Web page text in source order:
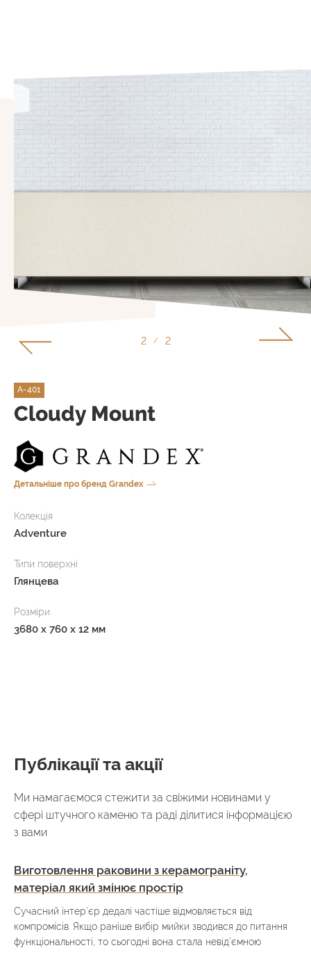
1 / 2
A-401
Cloudy Mount
Детальніше про бренд Grandex
Колекція
Adventure
Типи поверхні
Глянцева
Розміри
3680 х 760 х 12 мм
Публікації та акції
Ми намагаємося стежити за свіжими новинами у
сфері штучного каменю та раді ділитися інформацією
з вами
Виготовлення раковини з керамограніту,
матеріал який змінює простір
Сучасний інтер’єр дедалі частіше відмовляється від
компромісів. Якщо раніше вибір мийки зводився до питання
функціональності, то сьогодні вона стала невід’ємною